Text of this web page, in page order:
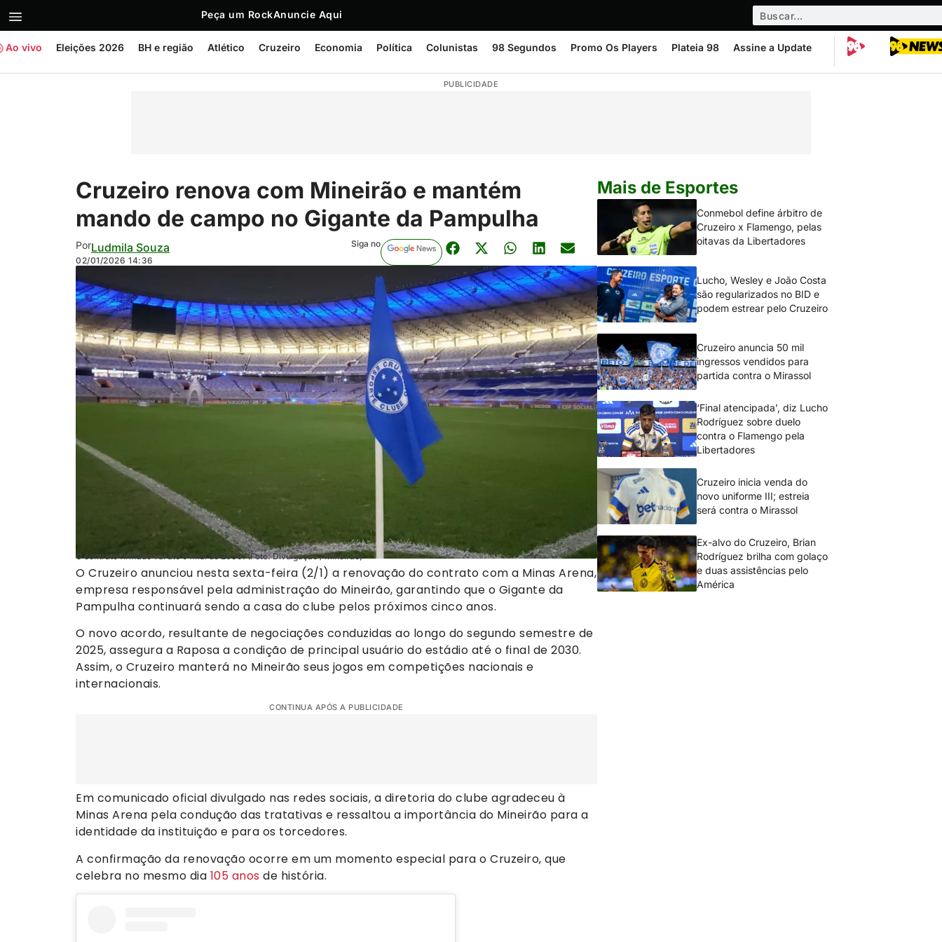
Peça um RockAnuncie Aqui
Ao vivo Eleições 2026 BH e região Atlético Cruzeiro Economia Política Colunistas 98 Segundos Promo Os Players Plateia 98 Assine a Update
PUBLICIDADE
Cruzeiro renova com Mineirão e mantém
mando de campo no Gigante da Pampulha
PorLudmila Souza
02/01/2026 14:36
Siga no
O contrato firmado vai até o final de 2030. (Foto: Divulgação / Mineirão)
O Cruzeiro anunciou nesta sexta-feira (2/1) a renovação do contrato com a Minas Arena,
empresa responsável pela administração do Mineirão, garantindo que o Gigante da
Pampulha continuará sendo a casa do clube pelos próximos cinco anos.
O novo acordo, resultante de negociações conduzidas ao longo do segundo semestre de
2025, assegura a Raposa a condição de principal usuário do estádio até o final de 2030.
Assim, o Cruzeiro manterá no Mineirão seus jogos em competições nacionais e
internacionais.
CONTINUA APÓS A PUBLICIDADE
Em comunicado oficial divulgado nas redes sociais, a diretoria do clube agradeceu à
Minas Arena pela condução das tratativas e ressaltou a importância do Mineirão para a
identidade da instituição e para os torcedores.
A confirmação da renovação ocorre em um momento especial para o Cruzeiro, que
celebra no mesmo dia 105 anos de história.
Mais de Esportes
Conmebol define árbitro de
Cruzeiro x Flamengo, pelas
oitavas da Libertadores
Lucho, Wesley e João Costa
são regularizados no BID e
podem estrear pelo Cruzeiro
Cruzeiro anuncia 50 mil
ingressos vendidos para
partida contra o Mirassol
‘Final atencipada’, diz Lucho
Rodríguez sobre duelo
contra o Flamengo pela
Libertadores
Cruzeiro inicia venda do
novo uniforme III; estreia
será contra o Mirassol
Ex-alvo do Cruzeiro, Brian
Rodríguez brilha com golaço
e duas assistências pelo
América